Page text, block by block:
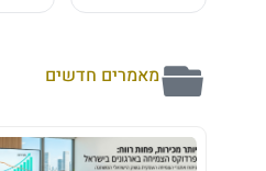
מאמרים חדשים